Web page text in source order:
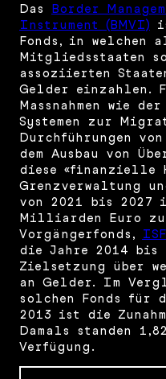
Das Border
Instrument (BMVI)
Fonds, in welchen
Mitgliedsstaaten
assoziierten
Gelder einzahlen.
Massnahmen wie
Systemen zur
Durchführungen
dem Ausbau von
diese «finanzielle
Grenzverwaltung
von 2021 bis 2027
Milliarden Euro
Vorgängerfonds,
die Jahre 2014
Zielsetzung über
an Gelder. Im
solchen Fonds für
2013 ist die
Damals standen
Verfügung.